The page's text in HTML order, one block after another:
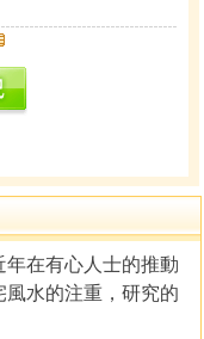
在有心人士的推動
水的注重，研究的